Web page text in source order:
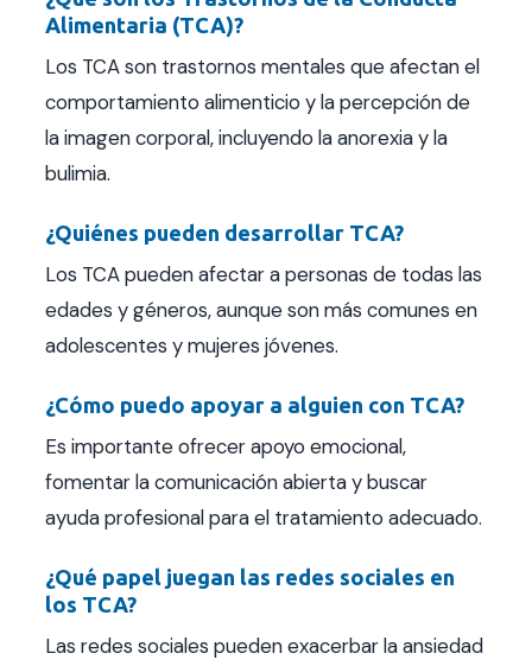
Alimentaria (TCA)?
Los TCA son trastornos mentales que afectan el
comportamiento alimenticio y la percepción de
la imagen corporal, incluyendo la anorexia y la
bulimia.
¿Quiénes pueden desarrollar TCA?
Los TCA pueden afectar a personas de todas las
edades y géneros, aunque son más comunes en
adolescentes y mujeres jóvenes.
¿Cómo puedo apoyar a alguien con TCA?
Es importante ofrecer apoyo emocional,
fomentar la comunicación abierta y buscar
ayuda profesional para el tratamiento adecuado.
¿Qué papel juegan las redes sociales en
los TCA?
Las redes sociales pueden exacerbar la ansiedad